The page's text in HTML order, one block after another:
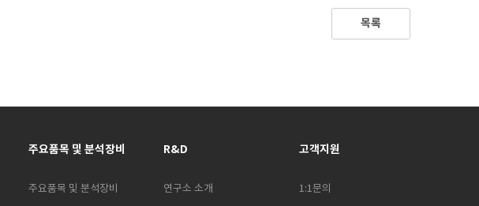
목록
주요품목 및 분석장비
주요품목 및 분석장비
R&D
연구소 소개
고객지원
1:1문의